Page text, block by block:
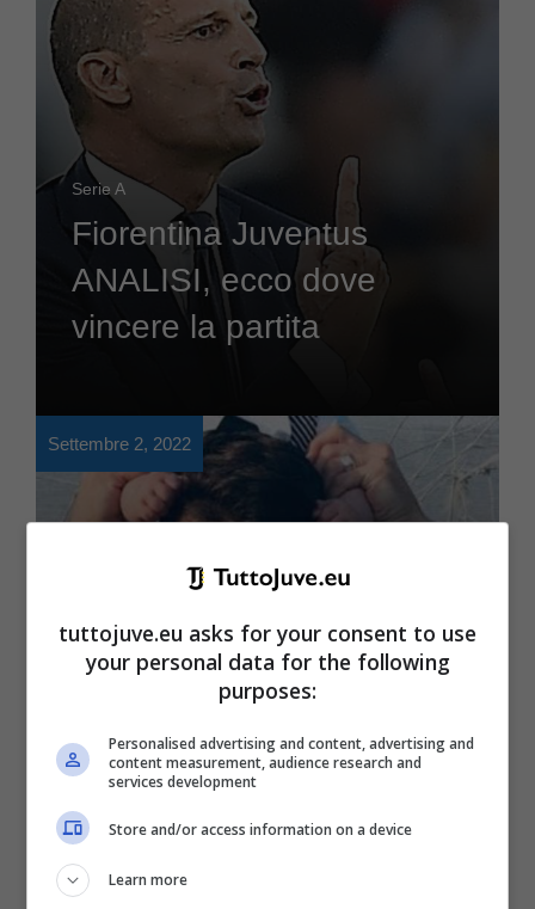
Serie A
Fiorentina Juventus
ANALISI, ecco dove
vincere la partita
Settembre 2, 2022
Serie A
Paroni: Perin farà
rimpiangere Szczesny? |
La risposta
tuttojuve.eu asks for your consent to use
your personal data for the following
purposes:
Personalised advertising and content, advertising and
content measurement, audience research and
services development
Store and/or access information on a device
Learn more